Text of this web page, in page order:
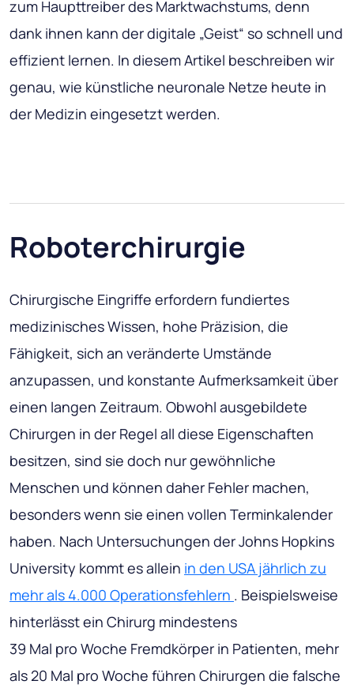
zum Haupttreiber des Marktwachstums, denn
dank ihnen kann der digitale „Geist“ so schnell und
effizient lernen. In diesem Artikel beschreiben wir
genau, wie künstliche neuronale Netze heute in
der Medizin eingesetzt werden.
Roboterchirurgie
Chirurgische Eingriffe erfordern fundiertes
medizinisches Wissen, hohe Präzision, die
Fähigkeit, sich an veränderte Umstände
anzupassen, und konstante Aufmerksamkeit über
einen langen Zeitraum. Obwohl ausgebildete
Chirurgen in der Regel all diese Eigenschaften
besitzen, sind sie doch nur gewöhnliche
Menschen und können daher Fehler machen,
besonders wenn sie einen vollen Terminkalender
haben. Nach Untersuchungen der Johns Hopkins
University kommt es allein in den USA jährlich zu
mehr als 4.000 Operationsfehlern . Beispielsweise
hinterlässt ein Chirurg mindestens
39 Mal pro Woche Fremdkörper in Patienten, mehr
als 20 Mal pro Woche führen Chirurgen die falsche